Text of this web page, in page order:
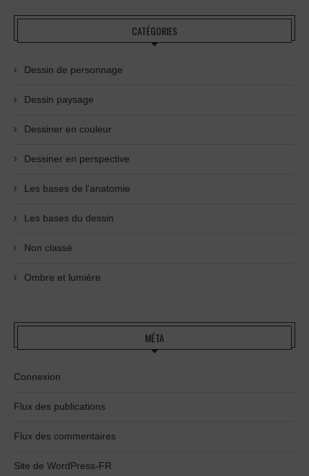
CATÉGORIES
Dessin de personnage
Dessin paysage
Dessiner en couleur
Dessiner en perspective
Les bases de l'anatomie
Les bases du dessin
Non classé
Ombre et lumière
MÉTA
Connexion
Flux des publications
Flux des commentaires
Site de WordPress-FR